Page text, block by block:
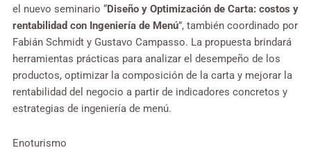
el nuevo seminario “Diseño y Optimización de Carta: costos y
rentabilidad con Ingeniería de Menú”, también coordinado por
Fabián Schmidt y Gustavo Campasso. La propuesta brindará
herramientas prácticas para analizar el desempeño de los
productos, optimizar la composición de la carta y mejorar la
rentabilidad del negocio a partir de indicadores concretos y
estrategias de ingeniería de menú.
Enoturismo